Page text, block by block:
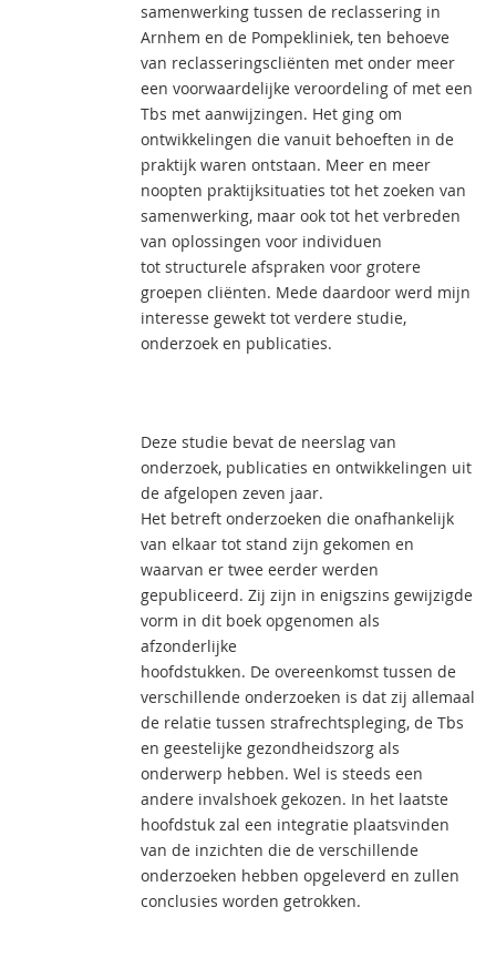
samenwerking tussen de reclassering in
Arnhem en de Pompekliniek, ten behoeve
van reclasseringscliënten met onder meer
een voorwaardelijke veroordeling of met een
Tbs met aanwijzingen. Het ging om
ontwikkelingen die vanuit behoeften in de
praktijk waren ontstaan. Meer en meer
noopten praktijksituaties tot het zoeken van
samenwerking, maar ook tot het verbreden
van oplossingen voor individuen
tot structurele afspraken voor grotere
groepen cliënten. Mede daardoor werd mijn
interesse gewekt tot verdere studie,
onderzoek en publicaties.
Deze studie bevat de neerslag van
onderzoek, publicaties en ontwikkelingen uit
de afgelopen zeven jaar.
Het betreft onderzoeken die onafhankelijk
van elkaar tot stand zijn gekomen en
waarvan er twee eerder werden
gepubliceerd. Zij zijn in enigszins gewijzigde
vorm in dit boek opgenomen als
afzonderlijke
hoofdstukken. De overeenkomst tussen de
verschillende onderzoeken is dat zij allemaal
de relatie tussen strafrechtspleging, de Tbs
en geestelijke gezondheidszorg als
onderwerp hebben. Wel is steeds een
andere invalshoek gekozen. In het laatste
hoofdstuk zal een integratie plaatsvinden
van de inzichten die de verschillende
onderzoeken hebben opgeleverd en zullen
conclusies worden getrokken.